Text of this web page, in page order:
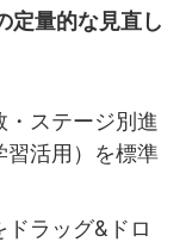
定量的な見直し
・ステージ別進
習活用）を標準
ドラッグ&ドロ